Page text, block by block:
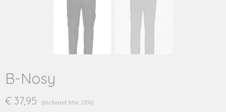
B-Nosy
€ 37,95 (inclusief btw 21%)